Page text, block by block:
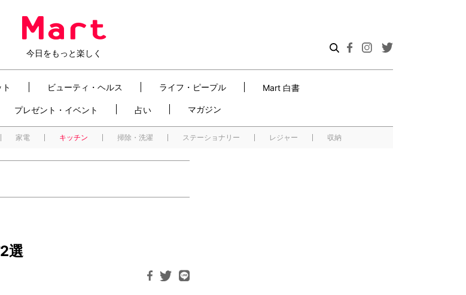
今日をもっと楽しく
ビューティ・ヘルス ライフ・ピープル Mart 白書
プレゼント・イベント 占い マガジン
家電 キッチン 掃除・洗濯 ステーショナリー レジャー 収納
選